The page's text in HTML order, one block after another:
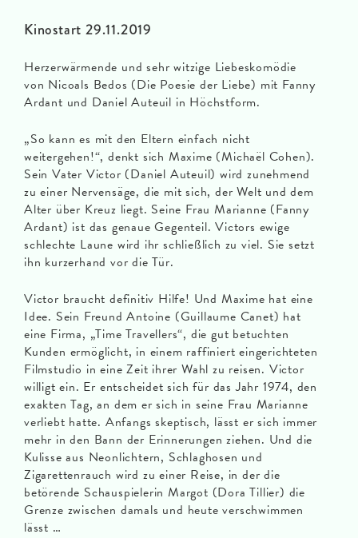
Kinostart 29.11.2019
Herzerwärmende und sehr witzige Liebeskomödie
von Nicoals Bedos (Die Poesie der Liebe) mit Fanny
Ardant und Daniel Auteuil in Höchstform.
„So kann es mit den Eltern einfach nicht
weitergehen!“, denkt sich Maxime (Michaël Cohen).
Sein Vater Victor (Daniel Auteuil) wird zunehmend
zu einer Nervensäge, die mit sich, der Welt und dem
Alter über Kreuz liegt. Seine Frau Marianne (Fanny
Ardant) ist das genaue Gegenteil. Victors ewige
schlechte Laune wird ihr schließlich zu viel. Sie setzt
ihn kurzerhand vor die Tür.
Victor braucht definitiv Hilfe! Und Maxime hat eine
Idee. Sein Freund Antoine (Guillaume Canet) hat
eine Firma, „Time Travellers“, die gut betuchten
Kunden ermöglicht, in einem raffiniert eingerichteten
Filmstudio in eine Zeit ihrer Wahl zu reisen. Victor
willigt ein. Er entscheidet sich für das Jahr 1974, den
exakten Tag, an dem er sich in seine Frau Marianne
verliebt hatte. Anfangs skeptisch, lässt er sich immer
mehr in den Bann der Erinnerungen ziehen. Und die
Kulisse aus Neonlichtern, Schlaghosen und
Zigarettenrauch wird zu einer Reise, in der die
betörende Schauspielerin Margot (Dora Tillier) die
Grenze zwischen damals und heute verschwimmen
lässt …